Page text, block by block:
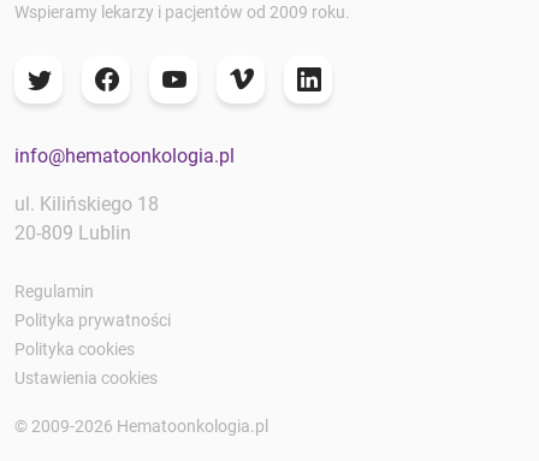
Wspieramy lekarzy i pacjentów od 2009 roku.
info@hematoonkologia.pl
ul. Kilińskiego 18
20-809 Lublin
Regulamin
Polityka prywatności
Polityka cookies
Ustawienia cookies
© 2009-2026 Hematoonkologia.pl